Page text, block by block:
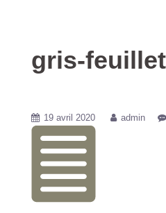
gris-
19 avril 2020 admin